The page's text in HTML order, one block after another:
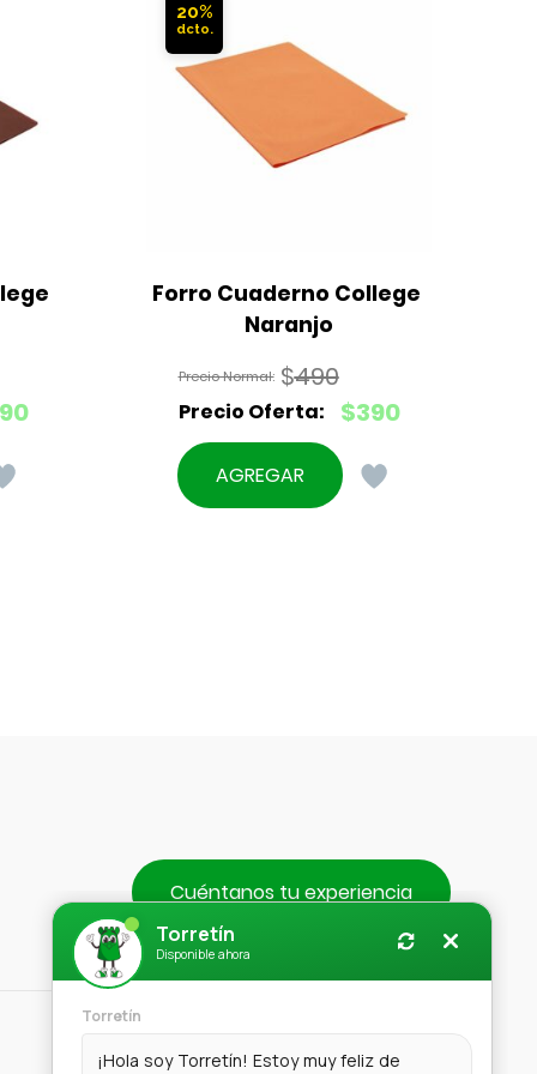
20%
Forro Cuaderno College
Naranjo
$490
El
precio
original
$390
El
precio
actual
AGREGAR
Cuéntanos tu experiencia